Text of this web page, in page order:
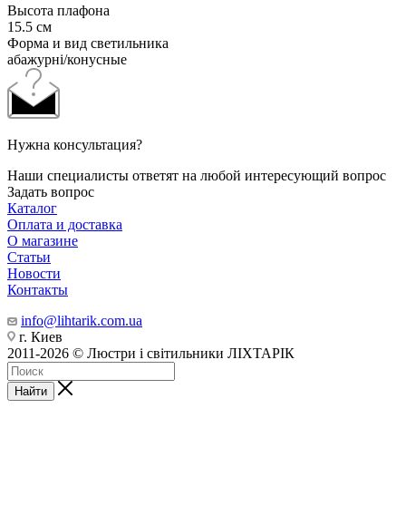
Высота плафона
15.5 см
Форма и вид светильника
абажурні/конусные
Нужна консультация?
Наши специалисты ответят на любой интересующий вопрос
Задать вопрос
Каталог
Оплата и доставка
О магазине
Статьи
Новости
Контакты
info@lihtarik.com.ua
г. Киев
2011-2026 © Люстри і світильники ЛІХТАРІК
Найти